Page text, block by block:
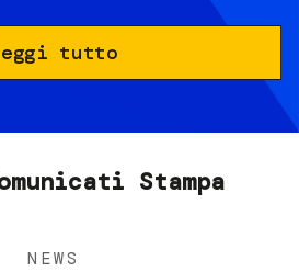
tutto
Stampa
NEWS